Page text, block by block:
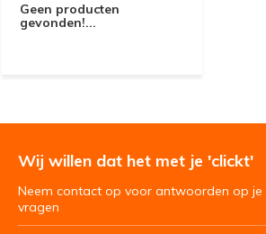
Geen producten
gevonden!...
Wij willen dat het met je 'clickt'
Neem contact op voor antwoorden op je
vragen